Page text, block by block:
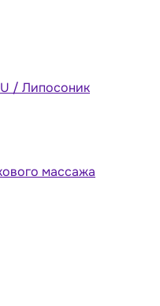
/ Липосоник
массажа